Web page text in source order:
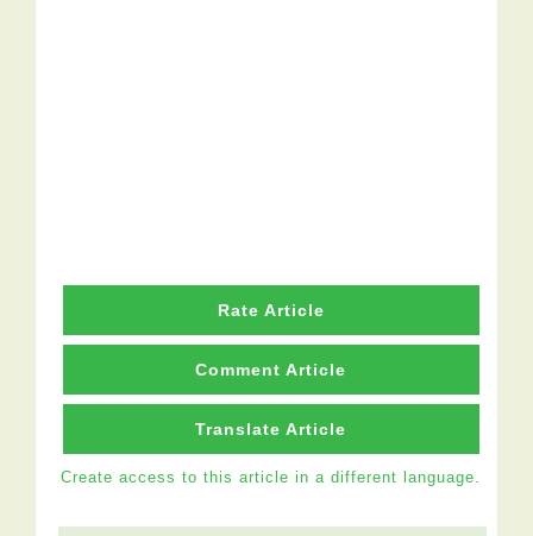
Rate Article
Comment Article
Translate Article
Create access to this article in a different language.